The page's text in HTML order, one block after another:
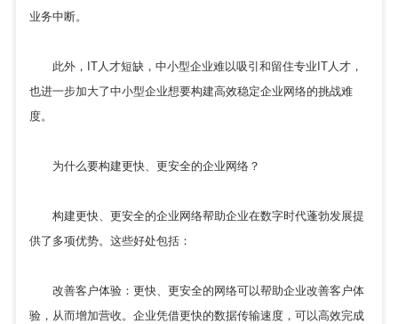
业务中断。
此外，IT人才短缺，中小型企业难以吸引和留住专业IT人才，
也进一步加大了中小型企业想要构建高效稳定企业网络的挑战难
度。
为什么要构建更快、更安全的企业网络？
构建更快、更安全的企业网络帮助企业在数字时代蓬勃发展提
供了多项优势。这些好处包括：
改善客户体验：更快、更安全的网络可以帮助企业改善客户体
验，从而增加营收。企业凭借更快的数据传输速度，可以高效完成